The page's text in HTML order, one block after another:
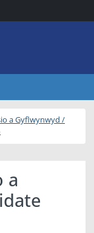
a Gyflwynwyd /
a